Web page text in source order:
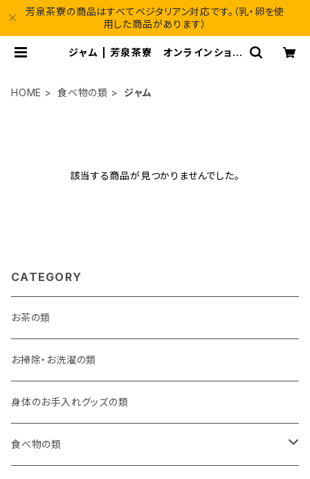
芳泉茶寮の商品はすべてベジタリアン対応です。（乳・卵を使
用した商品があります）
ジャム | 芳泉茶寮 オンラインショッ
HOME 食べ物の類 ジャム
該当する商品が見つかりませんでした。
CATEGORY
お茶の類
お掃除・お洗濯の類
身体のお手入れグッズの類
食べ物の類